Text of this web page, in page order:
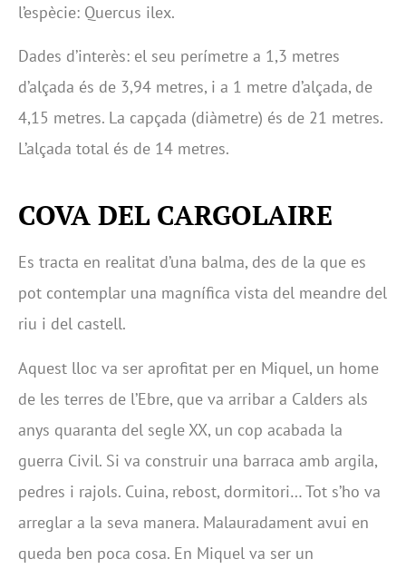
l’espècie: Quercus ilex.
Dades d’interès: el seu perímetre a 1,3 metres
d’alçada és de 3,94 metres, i a 1 metre d’alçada, de
4,15 metres. La capçada (diàmetre) és de 21 metres.
L’alçada total és de 14 metres.
COVA DEL CARGOLAIRE
Es tracta en realitat d’una balma, des de la que es
pot contemplar una magnífica vista del meandre del
riu i del castell.
Aquest lloc va ser aprofitat per en Miquel, un home
de les terres de l’Ebre, que va arribar a Calders als
anys quaranta del segle XX, un cop acabada la
guerra Civil. Si va construir una barraca amb argila,
pedres i rajols. Cuina, rebost, dormitori… Tot s’ho va
arreglar a la seva manera. Malauradament avui en
queda ben poca cosa. En Miquel va ser un